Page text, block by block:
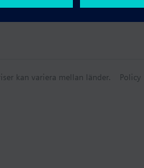
kan variera mellan länder. Policy